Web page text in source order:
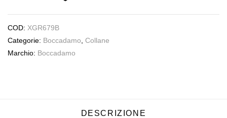
COD: XGR679B
Categorie: Boccadamo Collane
Marchio: Boccadamo
DESCRIZIONE